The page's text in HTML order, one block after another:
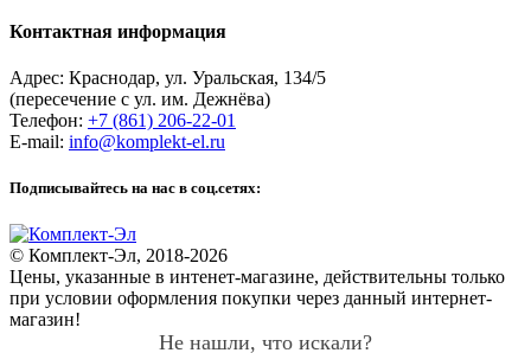
Контактная информация
Адрес: Краснодар, ул. Уральская, 134/5
(пересечение с ул. им. Дежнёва)
Телефон: +7 (861) 206-22-01
E-mail: info@komplekt-el.ru
Подписывайтесь на нас в соц.сетях:
© Комплект-Эл, 2018-2026
Цены, указанные в интенет-магазине, действительны только
при условии оформления покупки через данный интернет-
магазин!
Не нашли, что искали?